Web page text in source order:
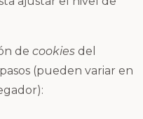
de cookies del
(pueden variar en